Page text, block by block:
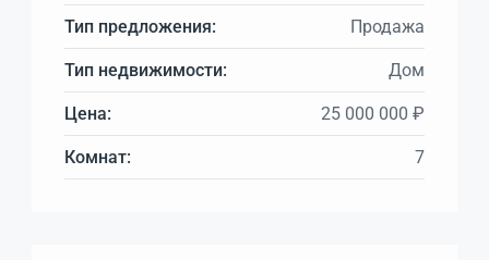
Тип предложения: Продажа
Тип недвижимости: Дом
Цена: 25 000 000 ₽
Комнат: 7